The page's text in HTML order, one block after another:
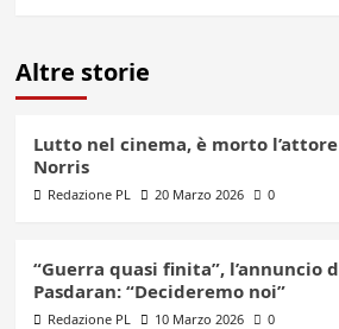
Altre storie
Lutto nel cinema, è morto
Norris
Redazione PL 20 Marzo 2026 0
“Guerra quasi finita”, l’annuncio
Pasdaran: “Decideremo noi”
Redazione PL 10 Marzo 2026 0